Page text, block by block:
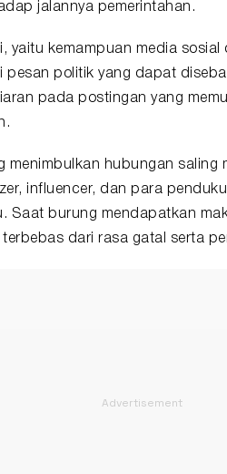
jalannya pemerintahan.
yaitu kemampuan media
pesan politik yang dapat
pada postingan yang
menimbulkan hubungan saling
influencer, dan para
Saat burung mendapatkan
dari rasa gatal serta